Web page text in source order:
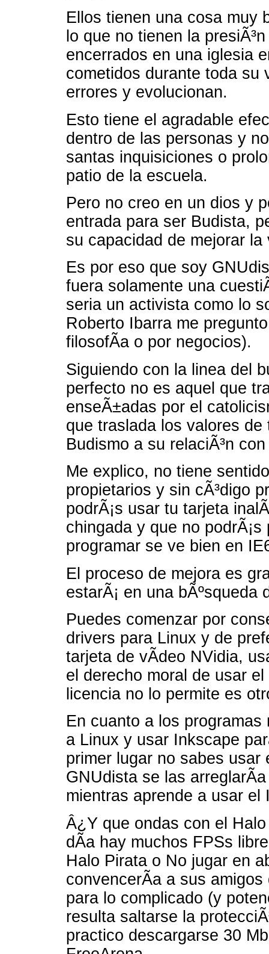
Ellos tienen una cosa muy
lo que no tienen la
encerrados en una iglesia
cometidos durante toda su
errores y evolucionan.
Esto tiene el agradable
dentro de las personas y
santas inquisiciones o
patio de la escuela.
Pero no creo en un dios y
entrada para ser Budista,
su capacidad de mejorar
Es por eso que soy
fuera solamente una
seria un activista como lo
Roberto Ibarra me
filosofÃ­a o por negocios).
Siguiendo con la linea del
perfecto no es aquel que
enseÃ±adas por el
que traslada los valores
Budismo a su relaciÃ³n
Me explico, no tiene
propietarios y sin cÃ³digo
podrÃ¡s usar tu tarjeta
chingada y que no
programar se ve bien en
El proceso de mejora es
estarÃ¡ en una
Puedes comenzar por
drivers para Linux y de
tarjeta de vÃ­deo NVidia,
el derecho moral de usar
licencia no lo permite es
En cuanto a los
a Linux y usar Inkscape
primer lugar no sabes
GNUdista se las
mientras aprende a usar el
Â¿Y que ondas con el
dÃ­a hay muchos FPSs
Halo Pirata o No jugar en
convencerÃ­a a sus
para lo complicado (y
resulta saltarse la
practico descargarse 30